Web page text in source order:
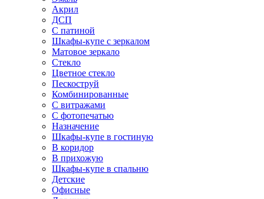
Акрил
ДСП
С патиной
Шкафы-купе с зеркалом
Матовое зеркало
Стекло
Цветное стекло
Пескоструй
Комбинированные
С витражами
С фотопечатью
Назначение
Шкафы-купе в гостиную
В коридор
В прихожую
Шкафы-купе в спальню
Детские
Офисные